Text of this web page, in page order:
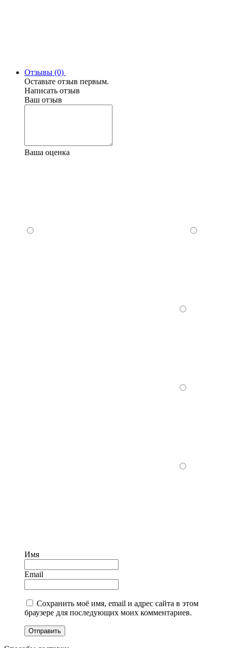
Отзывы (0)
Оставьте отзыв первым.
Написать отзыв
Ваш отзыв
Ваша оценка
Имя
Email
Сохранить моё имя, email и адрес сайта в этом
браузере для последующих моих комментариев.
Отправить